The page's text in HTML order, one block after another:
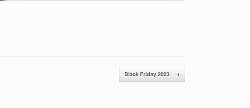
Black Friday 2023 →